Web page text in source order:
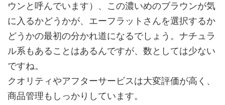
ウンと呼んでいます）、この濃いめのブラウンが気
に入るかどうかが、エーフラットさんを選択するか
どうかの最初の分かれ道になるでしょう。ナチュラ
ル系もあることはあるんですが、数としては少ない
ですね。
クオリティやアフターサービスは大変評価が高く、
商品管理もしっかりしています。